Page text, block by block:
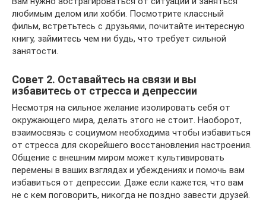
любимым делом или хобби. Посмотрите классный
фильм, встретьтесь с друзьями, почитайте интересную
книгу, займитесь чем ни будь, что требует сильной
занятости.
Совет 2. Оставайтесь на связи и вы
избавитесь от стресса и депрессии
Несмотря на сильное желание изолировать себя от
окружающего мира, делать этого не стоит. Наоборот,
взаимосвязь с социумом необходима чтобы избавиться
от стресса для скорейшего восстановления настроения.
Общение с внешним миром может культивировать
перемены в ваших взглядах и убеждениях и помочь вам
избавиться от депрессии. Даже если кажется, что вам
не с кем поговорить, никогда не поздно завести друзей.